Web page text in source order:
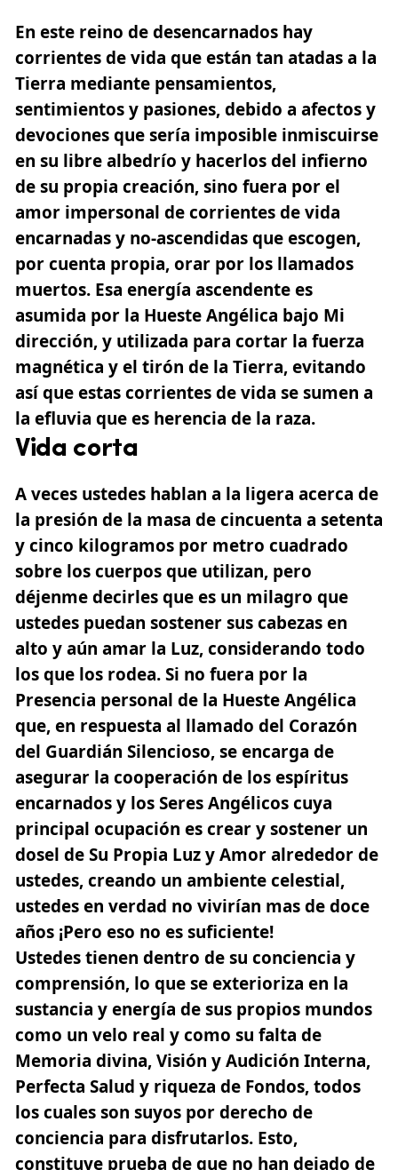
En este reino de desencarnados hay
corrientes de vida que están tan atadas a la
Tierra mediante pensamientos,
sentimientos y pasiones, debido a afectos y
devociones que sería imposible inmiscuirse
en su libre albedrío y hacerlos del infierno
de su propia creación, sino fuera por el
amor impersonal de corrientes de vida
encarnadas y no-ascendidas que escogen,
por cuenta propia, orar por los llamados
muertos. Esa energía ascendente es
asumida por la Hueste Angélica bajo Mi
dirección, y utilizada para cortar la fuerza
magnética y el tirón de la Tierra, evitando
así que estas corrientes de vida se sumen a
la efluvia que es herencia de la raza.
Vida corta
A veces ustedes hablan a la ligera acerca de
la presión de la masa de cincuenta a setenta
y cinco kilogramos por metro cuadrado
sobre los cuerpos que utilizan, pero
déjenme decirles que es un milagro que
ustedes puedan sostener sus cabezas en
alto y aún amar la Luz, considerando todo
los que los rodea. Si no fuera por la
Presencia personal de la Hueste Angélica
que, en respuesta al llamado del Corazón
del Guardián Silencioso, se encarga de
asegurar la cooperación de los espíritus
encarnados y los Seres Angélicos cuya
principal ocupación es crear y sostener un
dosel de Su Propia Luz y Amor alrededor de
ustedes, creando un ambiente celestial,
ustedes en verdad no vivirían mas de doce
años ¡Pero eso no es suficiente!
Ustedes tienen dentro de su conciencia y
comprensión, lo que se exterioriza en la
sustancia y energía de sus propios mundos
como un velo real y como su falta de
Memoria divina, Visión y Audición Interna,
Perfecta Salud y riqueza de Fondos, todos
los cuales son suyos por derecho de
conciencia para disfrutarlos. Esto,
constituye prueba de que no han dejado de